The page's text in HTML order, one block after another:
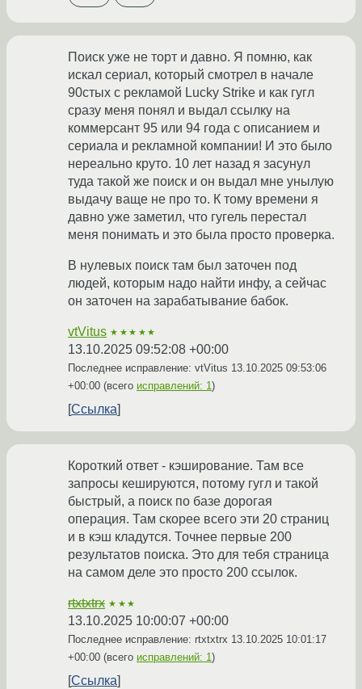
Поиск уже не торт и давно. Я помню, как
искал сериал, который смотрел в начале
90стых с рекламой Lucky Strike и как гугл
сразу меня понял и выдал ссылку на
коммерсант 95 или 94 года с описанием и
сериала и рекламной компании! И это было
нереально круто. 10 лет назад я засунул
туда такой же поиск и он выдал мне унылую
выдачу ваще не про то. К тому времени я
давно уже заметил, что гугель перестал
меня понимать и это была просто проверка.
В нулевых поиск там был заточен под
людей, которым надо найти инфу, а сейчас
он заточен на зарабатывание бабок.
vtVitus ★★★★★
13.10.2025 09:52:08 +00:00
Последнее исправление: vtVitus 13.10.2025 09:53:06
+00:00 (всего исправлений: 1)
Ссылка
Короткий ответ - кэширование. Там все
запросы кешируются, потому гугл и такой
быстрый, а поиск по базе дорогая
операция. Там скорее всего эти 20 страниц
и в кэш кладутся. Точнее первые 200
результатов поиска. Это для тебя страница
на самом деле это просто 200 ссылок.
rtxtxtrx ★★★
13.10.2025 10:00:07 +00:00
Последнее исправление: rtxtxtrx 13.10.2025 10:01:17
+00:00 (всего исправлений: 1)
Ссылка